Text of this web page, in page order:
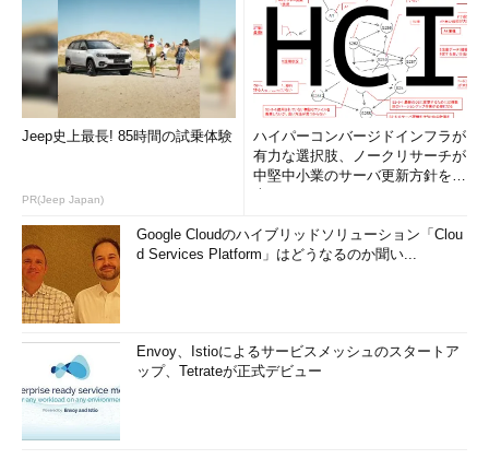
Jeep史上最長! 85時間の試乗体験
PR(Jeep Japan)
ハイパーコンバージドインフラが
有力な選択肢、ノークリサーチが
中堅中小業のサーバ更新方針を調
Google Cloudのハイブリッドソリューション「Clou
d Services Platform」はどうなるのか聞い...
Envoy、Istioによるサービスメッシュのスタートア
ップ、Tetrateが正式デビュー